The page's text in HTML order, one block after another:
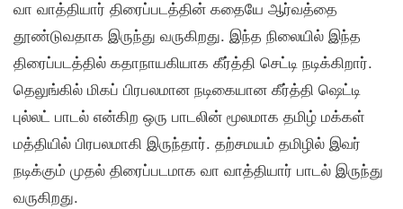
வா வாத்தியார் திரைப்படத்தின் கதையே ஆர்வத்தை
தூண்டுவதாக இருந்து வருகிறது. இந்த நிலையில் இந்த
திரைப்படத்தில் கதாநாயகியாக கீர்த்தி செட்டி நடிக்கிறார்.
தெலுங்கில் மிகப் பிரபலமான நடிகையான கீர்த்தி ஷெட்டி
புல்லட் பாடல் என்கிற ஒரு பாடலின் மூலமாக தமிழ் மக்கள்
மத்தியில் பிரபலமாகி இருந்தார். தற்சமயம் தமிழில் இவர்
நடிக்கும் முதல் திரைப்படமாக வா வாத்தியார் பாடல் இருந்து
வருகிறது.